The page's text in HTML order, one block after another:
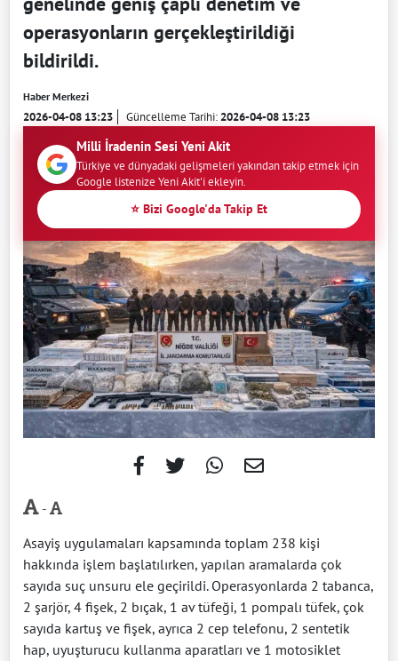
operasyonların gerçekleştirildiği
bildirildi.
Haber Merkezi
2026-04-08 13:23 Güncelleme Tarihi:2026-04-08 13:23
Milli İradenin Sesi Yeni Akit
Türkiye ve dünyadaki gelişmeleri yakından takip etmek için
Google listenize Yeni Akit'i ekleyin.
⭐ Bizi Google'da Takip Et
-
Asayiş uygulamaları kapsamında toplam 238 kişi
hakkında işlem başlatılırken, yapılan aramalarda çok
sayıda suç unsuru ele geçirildi. Operasyonlarda 2 tabanca,
2 şarjör, 4 fişek, 2 bıçak, 1 av tüfeği, 1 pompalı tüfek, çok
sayıda kartuş ve fişek, ayrıca 2 cep telefonu, 2 sentetik
hap, uyuşturucu kullanma aparatları ve 1 motosiklet